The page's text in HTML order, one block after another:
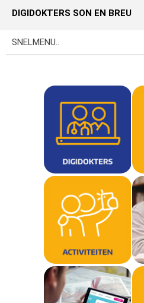
Naar content
DIGIDOKTERS SON EN BREUGEL
SNELMENU..